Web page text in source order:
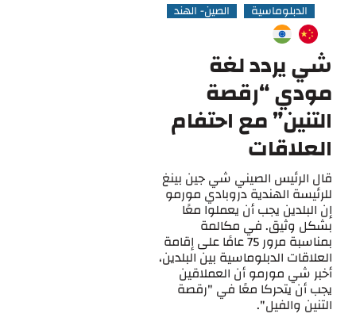
الدبلوماسية الصين- الهند
شي يردد لغة
مودي “رقصة
التنين” مع احتفام
العلاقات
قال الرئيس الصيني شي جين بينغ
للرئيسة الهندية دروبادي مورمو
إن البلدين يجب أن يعملوا معًا
بشكل وثيق. في مكالمة
بمناسبة مرور 75 عامًا على إقامة
العلاقات الدبلوماسية بين البلدين،
أخبر شي مورمو أن العملاقين
يجب أن يتحركا معًا في "رقصة
التنين والفيل".